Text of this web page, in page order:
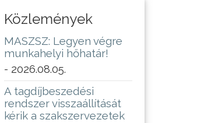
Közlemények
MASZSZ: Legyen végre
munkahelyi hőhatár!
- 2026.08.05.
A tagdíjbeszedési
rendszer visszaállítását
kérik a szakszervezetek